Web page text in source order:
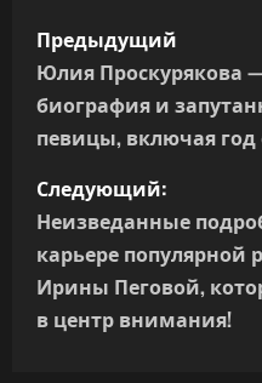
Н
а
в
и
г
а
ц
Предыдущий
Юлия Проскурякова
биография и
певицы, включая
Следующий:
Неизведанные
карьере популярной
Ирины Пеговой,
в центр внимания!